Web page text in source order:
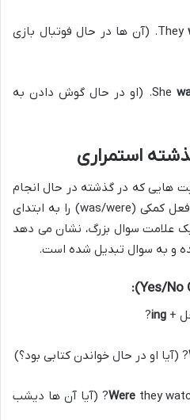
football. (آن ها در حال فوتبال بازی
to music. (او در حال گوش دادن به
استمراری
هایی که در گذشته در حال انجام
بوده اند، دانش آموز می تواند فعل کمکی (was/were) را به ابتدای
یک علامت سوال بزرگ، نشان می دهد
و به سوال تبدیل شده است.
+
ing
?
Werethey watching a movie last night? (آیا آن ها دیشب